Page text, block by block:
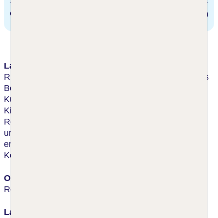
8 km
Lage & Umgebung
Ruhig auf der Insel Reichenau im westlichen Teil des
Bodensees im Untersee gelegen. Verschiedene
Kulturangebote, wie das Sommermusikfestival, eine
Kirchenführung oder eine Weinprobe mit Insel
Reichenauer Wein runden den Urlaub ab. Der See
und der Yachthafen Reichenaus sind ca. 500 m
entfernt, der Bahnhof Reichenau ca. 5 km, Bahnhof
Konstanz ca. 10 km.
Ort
Reichenau- Mittelzell
Lage